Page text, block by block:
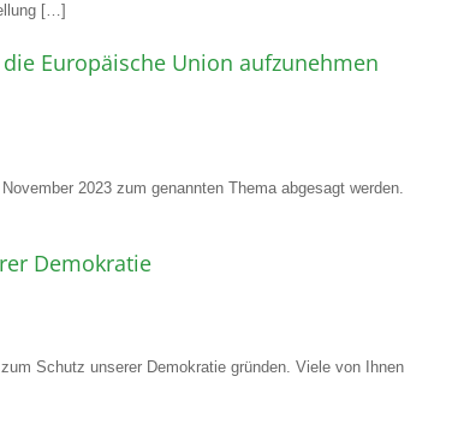
[…]
Europäische Union aufzunehmen
2023 zum genannten Thema abgesagt werden.
Demokratie
Schutz unserer Demokratie gründen. Viele von Ihnen